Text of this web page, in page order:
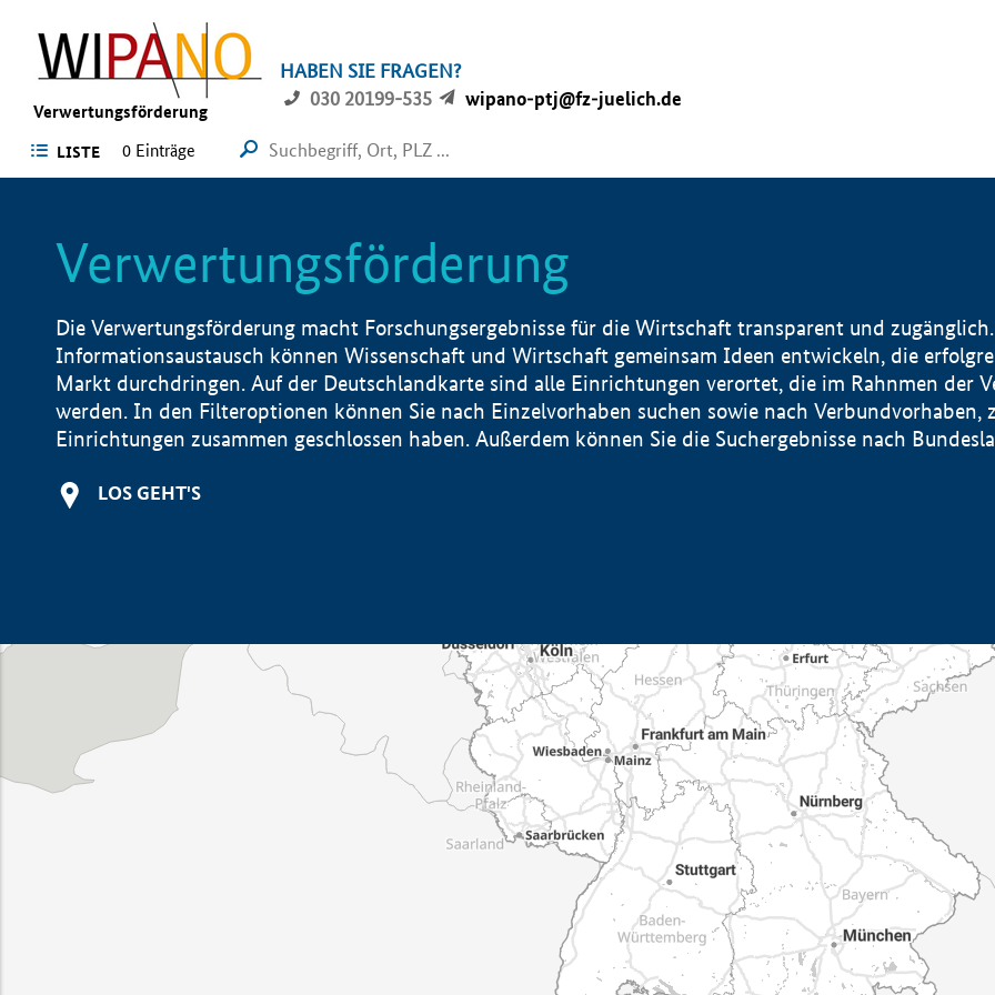
Verwertungsförderung
HABEN SIE FRAGEN?
030 20199-535
wipano-ptj@fz-juelich.de
LISTE 0 Einträge
Verwertungsförderung
Die Verwertungsförderung macht Forschungsergebnisse für die Wirtschaft transparent und
Informationsaustausch können Wissenschaft und Wirtschaft gemeinsam Ideen entwickeln, die
Markt durchdringen. Auf der Deutschlandkarte sind alle Einrichtungen verortet, die im Rahnmen der
werden. In den Filteroptionen können Sie nach Einzelvorhaben suchen sowie nach Verbundvorhaben,
Einrichtungen zusammen geschlossen haben. Außerdem können Sie die Suchergebnisse nach
LOS GEHT'S